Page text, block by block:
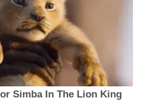
Simba In The Lion King